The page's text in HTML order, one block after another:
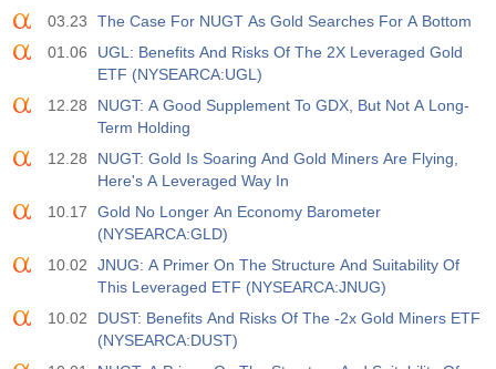
12:30
USD
Изменение числа занятых в частном
несельскохозяйственном секторе
Акт.
30 тыс
Прог.
Пред.
USD
Уровень безработицы U6
Акт.
7.9%
Прог.
7.9%
Пред.
USD
Число нефтяных буровых установок от Baker
Акт.
Прог.
03.23
The Case For NUGT As Gold Searches For A Bottom
01.06
UGL: Benefits And Risks Of The 2X Leveraged Gold
ETF (NYSEARCA:UGL)
12.28
NUGT: A Good Supplement To GDX, But Not A Long-
Term Holding
12.28
NUGT: Gold Is Soaring And Gold Miners Are Flying,
Here's A Leveraged Way In
10.17
Gold No Longer An Economy Barometer
(NYSEARCA:GLD)
10.02
JNUG: A Primer On The Structure And Suitability Of
This Leveraged ETF (NYSEARCA:JNUG)
10.02
DUST: Benefits And Risks Of The -2x Gold Miners ETF
(NYSEARCA:DUST)